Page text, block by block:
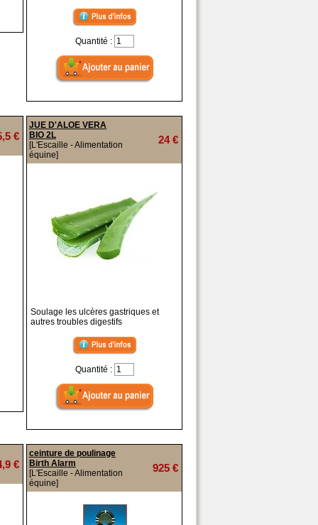
Quantité :
€
JUE D'ALOE VERA
BIO 2L
[L'Escaille - Alimentation
équine]
24 €
Soulage les ulcères gastriques et
autres troubles digestifs
Quantité :
€
ceinture de poulinage
Birth Alarm
[L'Escaille - Alimentation
équine]
925 €